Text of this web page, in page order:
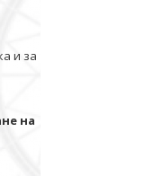
и за
на